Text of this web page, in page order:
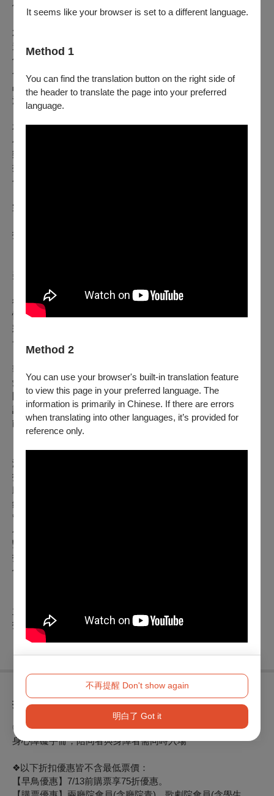
It seems like your browser is set to a different language.
Method 1
You can find the translation button on the right side of
the header to translate the page into your preferred
language.
Method 2
You can use your browser's built-in translation feature
to view this page in your preferred language. The
information is primarily in Chinese. If there are errors
when translating into other languages, it’s provided for
reference only.
不再提醒 Don't show again
明白了 Got it
們走過生命不同的風景。
2026年，華岡唱友合唱團將以《山巒傳唱之曙光熠熠》為題，
邀請您踏上一場尋光之旅。延續華岡合唱團超過一甲子的歌唱
傳統，以及《山巒傳唱》系列音樂會多年累積的情感與能量，
今年的演出將以「光」為核心意象，透過多元風格的合唱作
品，帶領觀眾感受希望、溫暖、感動，以及生命力在歌聲中的
流轉。
本場音樂會特別呈獻紐西蘭作曲家 Chris Artley 的《阿卡拉納
小彌撒曲》（
樂與爵士樂特色，將傳統經文歌旋律轉化為平易近人的現代彌
撒曲。2018年於奧克蘭首演後，本次演出為臺灣首演，絕對是
令人期待的精彩演出。
宗教音樂帶來心靈的豐盛與深刻的共鳴，接下來曲目延續
指揮分別帶來《Ana Tupa Tu（月光）》、《尋夢者》與
美好的句點。
從寧靜深遠的沉思，到充滿活力的律動；從土地與文化的記
憶，到人與人之間真摯的情感連結；本場音樂會將透過豐富多
彩的聲音樣貌，描繪光在人生中的不同姿態。每一首作品都是
一道光，每一道光都映照著我們共同經歷的生命故事。
華岡唱友合唱團由中國文化大學華岡合唱團歷屆畢業團員與熱
愛合唱的社會人士共同組成。多年來，不同世代、不同領域的
團員始終因對歌唱的熱愛而相聚。歌聲不僅承載著青春歲月的
記憶，更是一份跨越時光的約定，讓彼此在人生不同階段依然
能夠並肩歌唱。
【演出者】
演唱│華岡唱友合唱團
指揮│張維君
助理指揮│林中強、劉承啟
鋼琴│洪瑩庭
管風琴│陳相瑜
小提琴│陳仕杰
豎琴│許淑婷
打擊│陳彥儒
低音提琴│游雅蓒
主辦單位│華岡唱友合唱團、台北愛樂文教基金會
指導單位│中國文化大學校友總會
折扣方案
◎身心障礙人士及必要陪同者1名購票5折優待，入場時應出示
身心障礙手冊，陪同者與身障者需同時入場
❖ 以下折扣優惠皆不含最低票價：
【早鳥優惠】7/13前購票享75折優惠。